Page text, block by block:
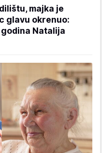
majka je
glavu okrenuo:
Natalija